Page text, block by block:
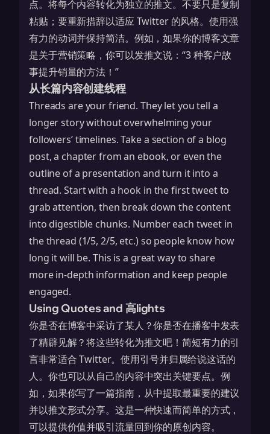
点。将每个内容转化为独立的推文。不要只是复制
粘贴；要重新措辞以适应 Twitter 的风格。使用强
有力的动词并保持简洁。例如，如果你的博客文章
是关于营销策略 ，你可以发推文说：“3 种客户故
事提升销量的方法！”
从长篇内容创建线程
Threads are your friend. They let you tell a
longer story without overwhelming your
followers’ timelines. Take a section of a blog
post, a chapter from an ebook, or even the
outline of a presentation and turn it into a
thread. Start with a hook in the first tweet to
grab attention, then break down the content
into digestible chunks. Number each tweet in
the thread (1/5, 2/5, etc.) so people know how
long it will be. This is a great way to share
more in-depth information and keep people
engaged.
Using Quotes and 高lights
你是否在博客中采访了某人？你是否在播客中发表
了精辟见解？将这些转化为推文吧！简短有力的引
言非常适合 Twitter。使用引号并归属给说这话的
人。你也可以从自己的内容中突出关键要点。例
如，如果你写了一篇指南，从中提取最重要的建议
并以推文形式分享。这是一种快速而简单的方式，
可以提供价值并吸引流量回到你的原创内容。